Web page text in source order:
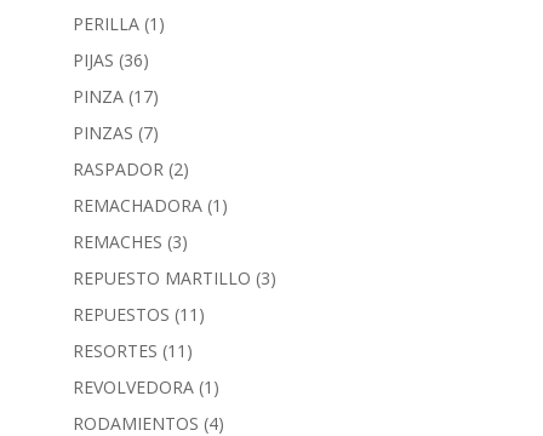
PERILLA (1)
PIJAS (36)
PINZA (17)
PINZAS (7)
RASPADOR (2)
REMACHADORA (1)
REMACHES (3)
REPUESTO MARTILLO (3)
REPUESTOS (11)
RESORTES (11)
REVOLVEDORA (1)
RODAMIENTOS (4)